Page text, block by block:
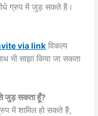
ग्रुप में जुड़ सकते हैं।
via link विकल्प
भी साझा किया जा सकता
से जुड़ सकता हूँ?
में शामिल हो सकते हैं,